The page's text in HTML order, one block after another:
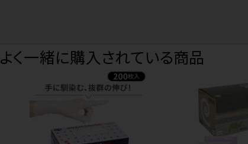
よく一緒に購入されている商品